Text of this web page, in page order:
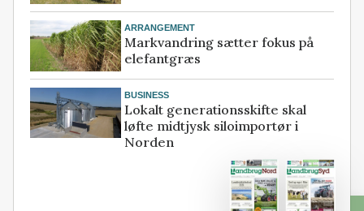
ARRANGEMENT
Markvandring sætter fokus på
elefantgræs
BUSINESS
Lokalt generationsskifte skal
løfte midtjysk siloimportør i
Norden